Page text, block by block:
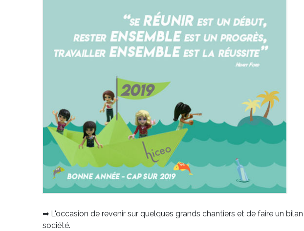
➡ L'occasion de revenir sur quelques grands chantiers et de faire un
société.